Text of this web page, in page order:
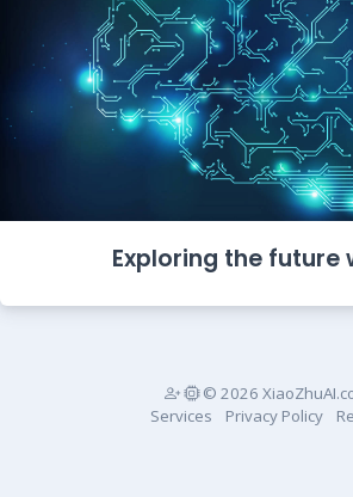
Exploring the future
© 2026
Services
Privacy Policy